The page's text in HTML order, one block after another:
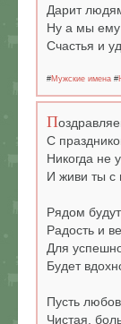
Дарит
Ну а мы
Счастья и
#Мужские имена #
П
С
Никогда не
И живи ты с
Рядом
Радость и
Для
Будет
Пусть
Чистая,